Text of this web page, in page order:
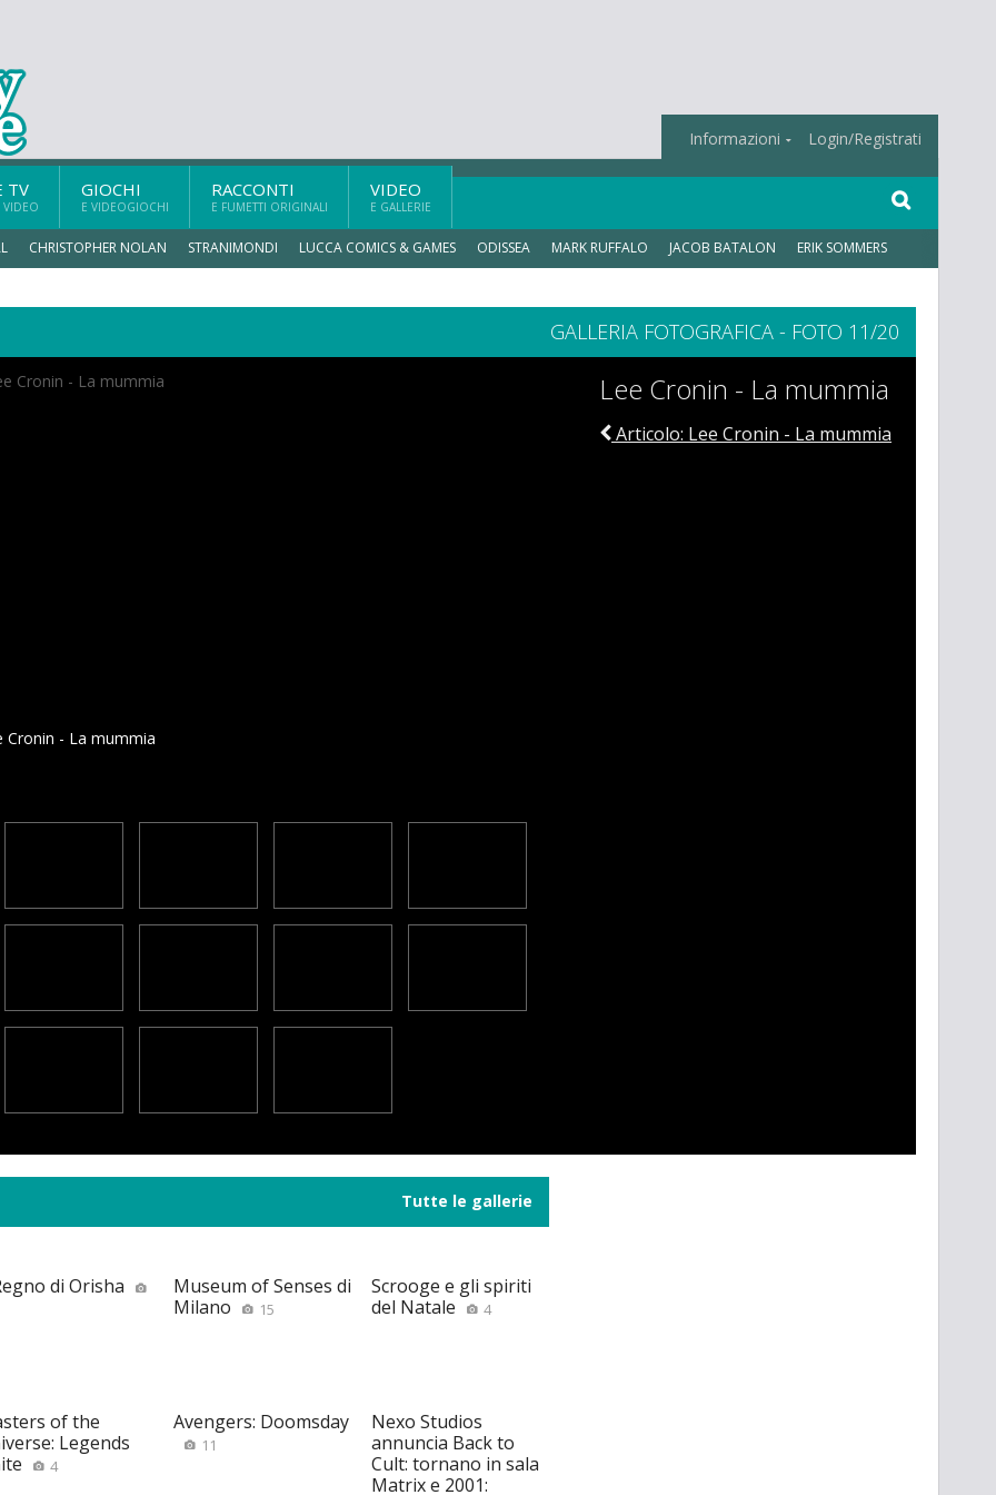
Informazioni Login/Registrati
TV
VIDEO
GIOCHI
E VIDEOGIOCHI
RACCONTI
E FUMETTI ORIGINALI
VIDEO
E GALLERIE
CHRISTOPHER NOLAN STRANIMONDI LUCCA COMICS & GAMES ODISSEA MARK RUFFALO JACOB BATALON ERIK SOMMERS
GALLERIA FOTOGRAFICA - FOTO 11/20
Cronin - La mummia
Lee Cronin - La mummia
Articolo: Lee Cronin - La mummia
Tutte le gallerie
di Orisha
Museum of Senses di
Milano
15
Scrooge e gli spiriti
del Natale
4
of the
Legends
4
Avengers: Doomsday
11
Nexo Studios
annuncia Back to
Cult: tornano in sala
Matrix e 2001: